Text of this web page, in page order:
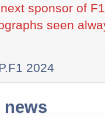
sponsor of
seen
2024
news